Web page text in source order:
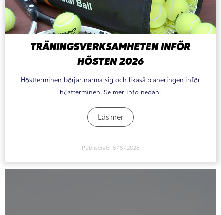
TRÄNINGSVERKSAMHETEN INFÖR
HÖSTEN 2026
Höstterminen börjar närma sig och likaså planeringen inför
höstterminen. Se mer info nedan.
Läs mer
Publiserat: 5/5/2026